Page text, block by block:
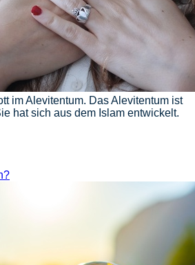
im Alevitentum. Das Alevitentum ist
hat sich aus dem Islam entwickelt.